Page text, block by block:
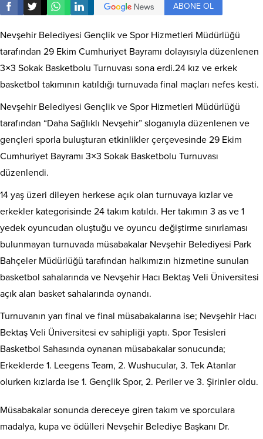
ABONE OL
Nevşehir Belediyesi Gençlik ve Spor Hizmetleri Müdürlüğü
tarafından 29 Ekim Cumhuriyet Bayramı dolayısıyla düzenlenen
3×3 Sokak Basketbolu Turnuvası sona erdi.24 kız ve erkek
basketbol takımının katıldığı turnuvada final maçları nefes kesti.
Nevşehir Belediyesi Gençlik ve Spor Hizmetleri Müdürlüğü
tarafından “Daha Sağlıklı Nevşehir” sloganıyla düzenlenen ve
gençleri sporla buluşturan etkinlikler çerçevesinde 29 Ekim
Cumhuriyet Bayramı 3×3 Sokak Basketbolu Turnuvası
düzenlendi.
14 yaş üzeri dileyen herkese açık olan turnuvaya kızlar ve
erkekler kategorisinde 24 takım katıldı. Her takımın 3 as ve 1
yedek oyuncudan oluştuğu ve oyuncu değiştirme sınırlaması
bulunmayan turnuvada müsabakalar Nevşehir Belediyesi Park
Bahçeler Müdürlüğü tarafından halkımızın hizmetine sunulan
basketbol sahalarında ve Nevşehir Hacı Bektaş Veli Üniversitesi
açık alan basket sahalarında oynandı.
Turnuvanın yarı final ve final müsabakalarına ise; Nevşehir Hacı
Bektaş Veli Üniversitesi ev sahipliği yaptı. Spor Tesisleri
Basketbol Sahasında oynanan müsabakalar sonucunda;
Erkeklerde 1. Leegens Team, 2. Wushucular, 3. Tek Atanlar
olurken kızlarda ise 1. Gençlik Spor, 2. Periler ve 3. Şirinler oldu.
Müsabakalar sonunda dereceye giren takım ve sporculara
madalya, kupa ve ödülleri Nevşehir Belediye Başkanı Dr.